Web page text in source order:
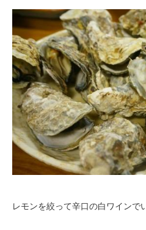
レモンを絞って辛口の白ワインで